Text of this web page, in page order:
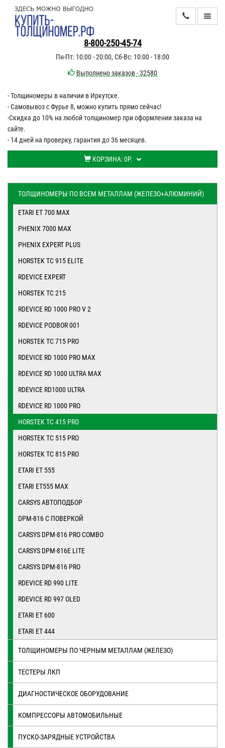
8-800-250-45-74
Пн-Пт: 10:00 - 20:00, Сб-Вс: 10:00 - 18:00
Выполнено заказов - 32580
- Толщиномеры в наличии в Иркутске.
- Самовывоз с Фурье 8, можно купить прямо сейчас!
-Скидка до 10% на любой толщиномер при оформлении заказа на
сайте.
- 14 дней на проверку, гарантия до 36 месяцев.
КОРЗИНА:0Р.
КАТАЛОГ
ДОСТАВКА
ОПЛАТА
КОНТАКТЫ
ТОЛЩИНОМЕРЫ ПО ВСЕМ МЕТАЛЛАМ (ЖЕЛЕЗО+АЛЮМИНИЙ)
ETARI ET 700 MAX
PHENIX 7000 MAX
PHENIX EXPERT PLUS
HORSTEK TC 915 ELITE
RDEVICE EXPERT
HORSTEK TC 215
RDEVICE RD 1000 PRO V 2
RDEVICE PODBOR 001
HORSTEK TC 715 PRO
RDEVICE RD 1000 PRO MAX
RDEVICE RD 1000 ULTRA MAX
RDEVICE RD1000 ULTRA
RDEVICE RD 1000 PRO
HORSTEK TC 415 PRO
HORSTEK TC 515 PRO
HORSTEK TC 815 PRO
ETARI ET 555
ETARI ET555 MAX
CARSYS АВТОПОДБОР
DPM-816 С ПОВЕРКОЙ
CARSYS DPM-816 PRO COMBO
CARSYS DPM-816E LITE
CARSYS DPM-816 PRO
RDEVICE RD 990 LITE
RDEVICE RD 997 OLED
ETARI ET 600
ETARI ET 444
ТОЛЩИНОМЕРЫ ПО ЧЕРНЫМ МЕТАЛЛАМ (ЖЕЛЕЗО)
ТЕСТЕРЫ ЛКП
ДИАГНОСТИЧЕСКОЕ ОБОРУДОВАНИЕ
КОМПРЕССОРЫ АВТОМОБИЛЬНЫЕ
ПУСКО-ЗАРЯДНЫЕ УСТРОЙСТВА